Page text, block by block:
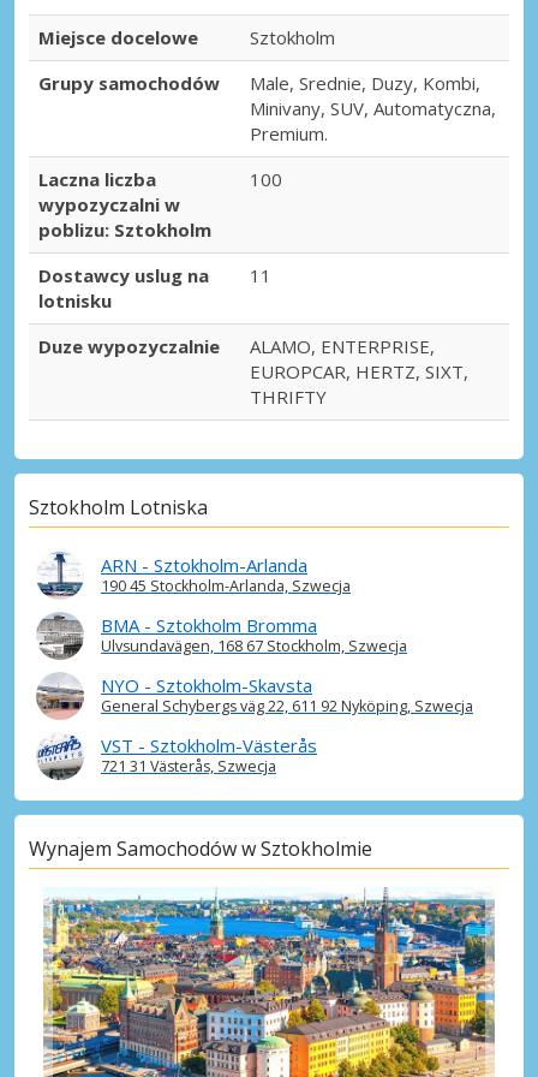
Sztokholm, Ostermalm
Sztokholm, Ostermalm, Szwecja
Sztokholm, Rissne
Sztokholm, Rissne, Szwecja
Sztokholm, Segeltorp
Sztokholm, Segeltorp, Szwecja
Sztokholm, Södermalm
Sztokholm, Södermalm, Szwecja
Sztokholm, Solna
Sztokholm, Solna, Szwecja
Sztokholm, Täby
Sztokholm, Täby, Szwecja
Sztokholm, Vällingby
Sztokholm, Vällingby, Szwecja
Sztokholm, Vasastan, Szwecja
Upplands Väsby Miasto
Upplands Väsby, Szwecja
Miejsce docelowe
Sztokholm
Grupy samochodów
Male, Srednie, Duzy, Kombi,
Minivany, SUV, Automatyczna,
Premium.
Laczna liczba
wypozyczalni w
poblizu: Sztokholm
100
Dostawcy uslug na
lotnisku
11
Duze wypozyczalnie
ALAMO, ENTERPRISE,
EUROPCAR, HERTZ, SIXT,
THRIFTY
Sztokholm Lotniska
ARN - Sztokholm-Arlanda
190 45 Stockholm-Arlanda, Szwecja
BMA - Sztokholm Bromma
Ulvsundavägen, 168 67 Stockholm, Szwecja
NYO - Sztokholm-Skavsta
General Schybergs väg 22, 611 92 Nyköping, Szwecja
VST - Sztokholm-Västerås
721 31 Västerås, Szwecja
Wynajem Samochodów w Sztokholmie